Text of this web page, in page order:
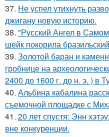
37. Не успел утихнуть
джигану новую историю.
38. "Русский Ангел в
шейк покорила
39. Золотой баран и
гробнице на
2400 до 1600 г. до н. э. ) в
40. Альбина кабалина
съемочной площадке с
41. 20 лет спустя: Энн
вне конкуренции.